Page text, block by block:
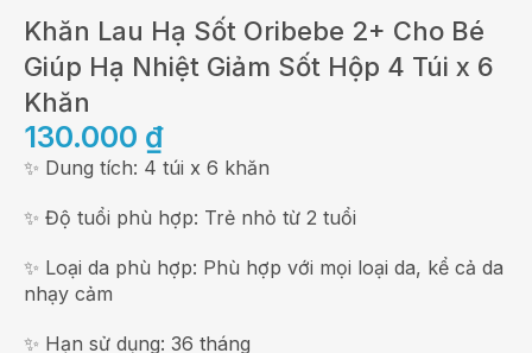
Khăn Lau Hạ Sốt Oribebe 2+ Cho Bé
Giúp Hạ Nhiệt Giảm Sốt Hộp 4 Túi x 6
Khăn
130.000 ₫
✨ Dung tích: 4 túi x 6 khăn
✨ Độ tuổi phù hợp: Trẻ nhỏ từ 2 tuổi
✨ Loại da phù hợp: Phù hợp với mọi loại da, kể cả da
nhạy cảm
✨ Hạn sử dụng: 36 tháng